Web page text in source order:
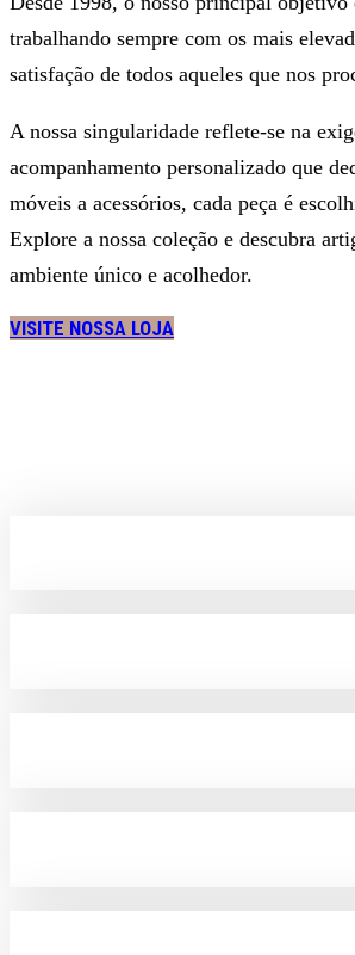
trabalhando sempre com os mais
satisfação de todos aqueles que nos
A nossa singularidade reflete-se na
acompanhamento personalizado que
móveis a acessórios, cada peça é
Explore a nossa coleção e descubra
ambiente único e acolhedor.
VISITE NOSSA LOJA